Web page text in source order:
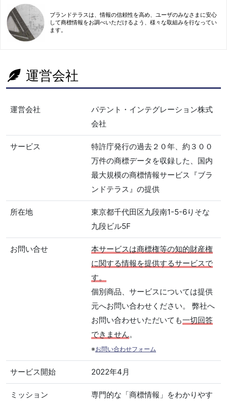
ブランドテラスは、情報の信頼性を高め、ユーザのみなさまに安心
して商標情報をお調べいただけるよう、様々な取組みを行なってい
ます。
運営会社
運営会社
パテント・インテグレーション株式
会社
サービス
特許庁発行の過去２０年、約３００
万件の商標データを収録した、国内
最大規模の商標情報サービス『ブラ
ンドテラス』の提供
所在地
東京都千代田区九段南1-5-6りそな
九段ビル5F
お問い合せ
本サービスは商標権等の知的財産権
に関する情報を提供するサービスで
す。
個別商品、サービスについては提供
元へお問い合わせください。 弊社へ
お問い合わせいただいても一切回答
できません。
※お問い合わせフォーム
サービス開始 2022年4月
ミッション
専門的な「商標情報」をわかりやす